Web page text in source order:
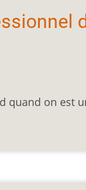
quand on est